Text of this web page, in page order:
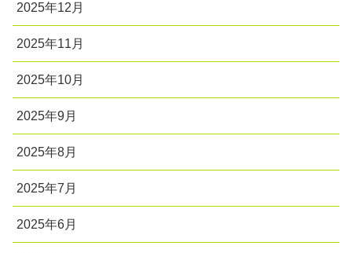
2025年12月
2025年11月
2025年10月
2025年9月
2025年8月
2025年7月
2025年6月